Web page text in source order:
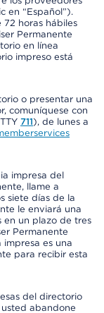
en “Español”).
72 horas hábiles
Permanente
en línea
impreso está
o presentar una
comuníquese con
711), de lunes a
impresa del
llame a
siete días de la
le enviará una
en un plazo de tres
Permanente
es una
para recibir esta
del directorio
abandone